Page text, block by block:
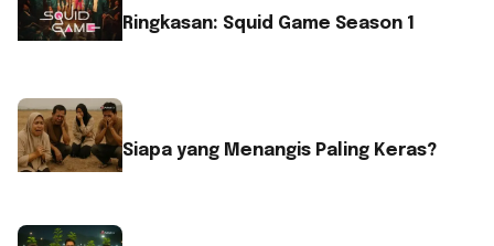
Ringkasan: Squid Game Season 1
Siapa yang Menangis Paling Keras?